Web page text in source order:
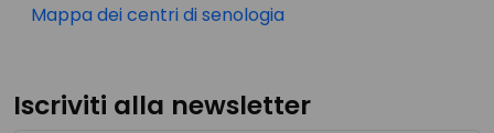
Mappa dei centri di senologia
Iscriviti alla newsletter